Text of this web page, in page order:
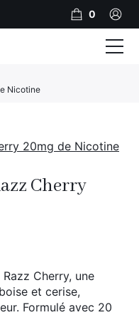
Cherry
Cherry, une
et cerise,
Formulé avec 20
Nicotine
0